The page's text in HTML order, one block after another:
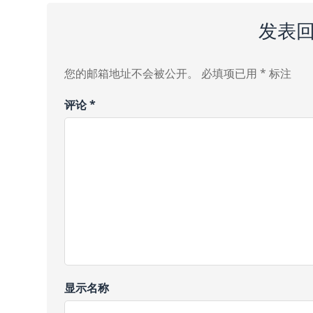
发表
您的邮箱地址不会被公开。 必填项已用 * 标注
评论*
显示名称